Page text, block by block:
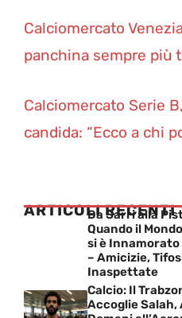
Calciomercato
panchina sempre più
Calciomercato Serie
candida: “Ecco a chi
ARTICOLI RECENTI
Da Sarri alla
Quando il
si è Innamorato
– Amicizie,
Inaspettate
Calcio: Il
Accoglie Salah,